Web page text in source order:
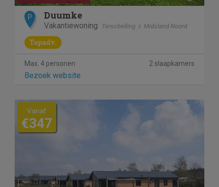
P Duumke
Vakantiewoning Terschelling Midsland Noord
Topadv.
Max. 4 personen 2 slaapkamers
Bezoek website
Vanaf
€347